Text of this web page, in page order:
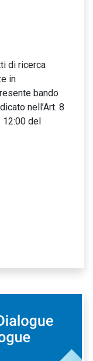
di ricerca
in
bando
nell’Art. 8
12:00 del